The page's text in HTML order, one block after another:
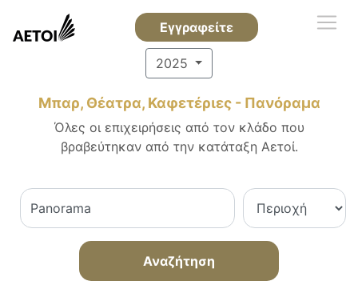
Εγγραφείτε
2025
Μπαρ, Θέατρα, Καφετέριες - Πανόραμα
Όλες οι επιχειρήσεις από τον κλάδο που
βραβεύτηκαν από την κατάταξη Αετοί.
Αναζήτηση